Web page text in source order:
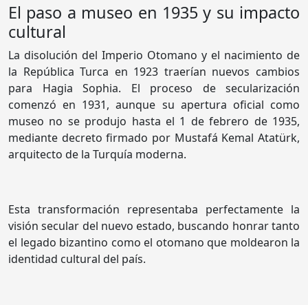
El paso a museo en 1935 y su impacto
cultural
La disolución del Imperio Otomano y el nacimiento de
la República Turca en 1923 traerían nuevos cambios
para Hagia Sophia. El proceso de secularización
comenzó en 1931, aunque su apertura oficial como
museo no se produjo hasta el 1 de febrero de 1935,
mediante decreto firmado por Mustafá Kemal Atatürk,
arquitecto de la Turquía moderna.
Esta transformación representaba perfectamente la
visión secular del nuevo estado, buscando honrar tanto
el legado bizantino como el otomano que moldearon la
identidad cultural del país.